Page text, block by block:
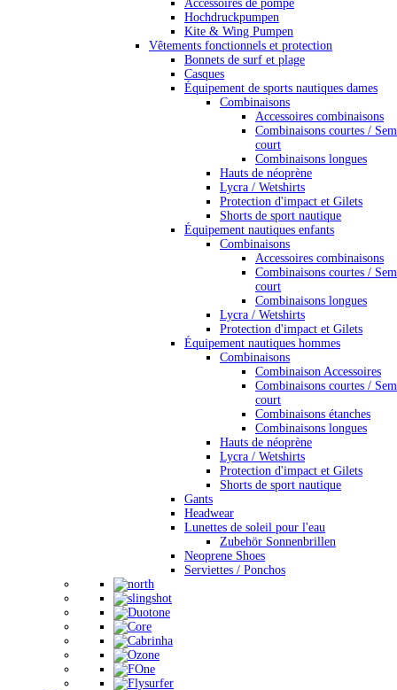
Accessoires de pompe
Hochdruckpumpen
Kite & Wing Pumpen
Vêtements fonctionnels et protection
Bonnets de surf et plage
Casques
Équipement de sports nautiques dames
Combinaisons
Accessoires combinaisons
Combinaisons courtes /
court
Combinaisons longues
Hauts de néoprène
Lycra / Wetshirts
Protection d'impact et Gilets
Shorts de sport nautique
Équipement nautiques enfants
Combinaisons
Accessoires combinaisons
Combinaisons courtes /
court
Combinaisons longues
Lycra / Wetshirts
Protection d'impact et Gilets
Équipement nautiques hommes
Combinaisons
Combinaison Accessoires
Combinaisons courtes /
court
Combinaisons étanches
Combinaisons longues
Hauts de néoprène
Lycra / Wetshirts
Protection d'impact et Gilets
Shorts de sport nautique
Gants
Headwear
Lunettes de soleil pour l'eau
Zubehör Sonnenbrillen
Neoprene Shoes
Serviettes / Ponchos